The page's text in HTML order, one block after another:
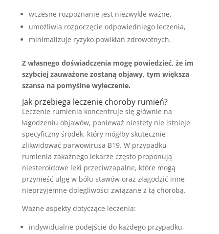
wczesne rozpoznanie jest niezwykle ważne,
umożliwia rozpoczęcie odpowiedniego leczenia,
minimalizuje ryzyko powikłań zdrowotnych.
Z własnego doświadczenia mogę powiedzieć, że im
szybciej zauważone zostaną objawy, tym większa
szansa na pomyślne wyleczenie.
Jak przebiega leczenie choroby rumień?
Leczenie rumienia koncentruje się głównie na
łagodzeniu objawów, ponieważ niestety nie istnieje
specyficzny środek, który mógłby skutecznie
zlikwidować parwowirusa B19. W przypadku
rumienia zakaźnego lekarze często proponują
niesteroidowe leki przeciwzapalne, które mogą
przynieść ulgę w bólu stawów oraz złagodzić inne
nieprzyjemne dolegliwości związane z tą chorobą.
Ważne aspekty dotyczące leczenia:
indywidualne podejście do każdego przypadku,